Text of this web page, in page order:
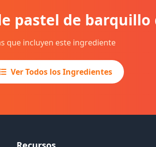
pastel de
que incluyen este ingrediente
Ver Todos los Ingredientes